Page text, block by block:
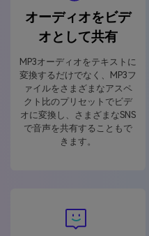
オーディオをビデ
オとして共有
MP3オーディオをテキストに
変換するだけでなく、MP3フ
ァイルをさまざまなアスペ
クト比のプリセットでビデ
オに変換し、さまざまなSNS
で音声を共有することもで
きます。